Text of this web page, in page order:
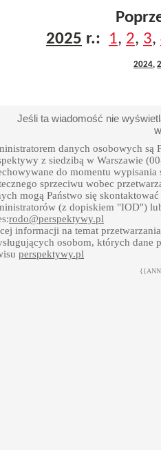
2025 r.: 1, 2, 3,
2024,
Jeśli ta wiadomość nie
danych osobowych są
z siedzibą w Warszawie
do momentu
sprzeciwu wobec
mogą Państwo się
(z dopiskiem "IOD")
rodo@perspektywy.pl
informacji na temat
osobom, których dane
perspektywy.pl